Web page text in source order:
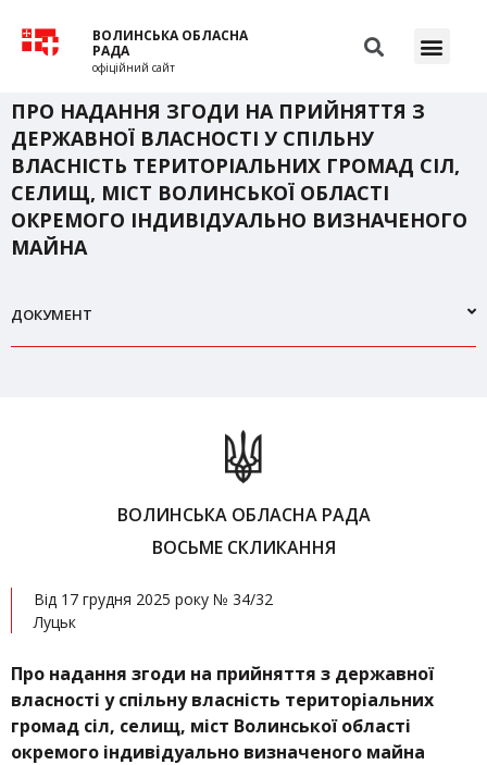
ВОЛИНСЬКА ОБЛАСНА
РАДА
офіційний сайт
ПРО НАДАННЯ ЗГОДИ НА ПРИЙНЯТТЯ З
ДЕРЖАВНОЇ ВЛАСНОСТІ У СПІЛЬНУ
ВЛАСНІСТЬ ТЕРИТОРІАЛЬНИХ ГРОМАД СІЛ,
СЕЛИЩ, МІСТ ВОЛИНСЬКОЇ ОБЛАСТІ
ОКРЕМОГО ІНДИВІДУАЛЬНО ВИЗНАЧЕНОГО
МАЙНА
ДОКУМЕНТ
ВОЛИНСЬКА ОБЛАСНА РАДА
ВОСЬМЕ СКЛИКАННЯ
Від 17 грудня 2025 року № 34/32
Луцьк
Про надання згоди на прийняття з державної
власності у спільну власність територіальних
громад сіл, селищ, міст Волинської області
окремого індивідуально визначеного майна